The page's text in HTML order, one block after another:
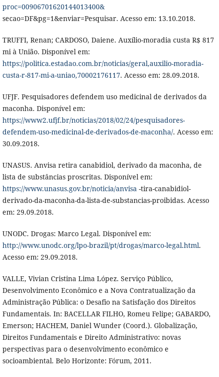
proc=00906701620144013400&
secao=DF&pg=1&enviar=Pesquisar. Acesso em: 13.10.2018.
TRUFFI, Renan; CARDOSO, Daiene. Auxílio-moradia custa R$ 817
mi à União. Disponível em:
https://politica.estadao.com.br/noticias/geral,auxilio-moradia-
custa-r-817-mi-a-uniao,70002176117. Acesso em: 28.09.2018.
UFJF. Pesquisadores defendem uso medicinal de derivados da
maconha. Disponível em:
https://www2.ufjf.br/noticias/2018/02/24/pesquisadores-
defendem-uso-medicinal-de-derivados-de-maconha/. Acesso em:
30.09.2018.
UNASUS. Anvisa retira canabidiol, derivado da maconha, de
lista de substâncias proscritas. Disponível em:
https://www.unasus.gov.br/noticia/anvisa-tira-canabidiol-
derivado-da-maconha-da-lista-de-substancias-proibidas. Acesso
em: 29.09.2018.
UNODC. Drogas: Marco Legal. Disponível em:
http://www.unodc.org/lpo-brazil/pt/drogas/marco-legal.html.
Acesso em: 29.09.2018.
VALLE, Vivian Cristina Lima López. Serviço Público,
Desenvolvimento Econômico e a Nova Contratualização da
Administração Pública: o Desafio na Satisfação dos Direitos
Fundamentais. In: BACELLAR FILHO, Romeu Felipe; GABARDO,
Emerson; HACHEM, Daniel Wunder (Coord.). Globalização,
Direitos Fundamentais e Direito Administrativo: novas
perspectivas para o desenvolvimento econômico e
socioambiental. Belo Horizonte: Fórum, 2011.